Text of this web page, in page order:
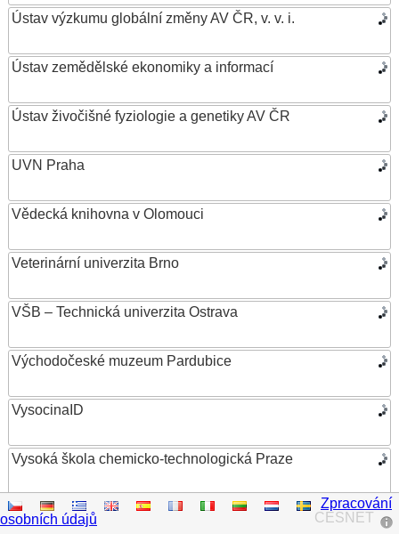
Ústav výzkumu globální změny AV ČR, v. v. i.
Ústav zemědělské ekonomiky a informací
Ústav živočišné fyziologie a genetiky AV ČR
UVN Praha
Vědecká knihovna v Olomouci
Veterinární univerzita Brno
VŠB – Technická univerzita Ostrava
Východočeské muzeum Pardubice
VysocinaID
Vysoká škola chemicko-technologická Praze
Vysoká škola ekonomická v Praze
CESNET
Zpracování
osobních údajů